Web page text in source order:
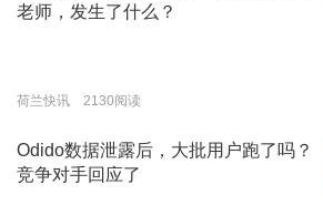
老师，发生了什么？
荷兰快讯 2130阅读
Odido数据泄露后，大批用户跑了吗？
竞争对手回应了